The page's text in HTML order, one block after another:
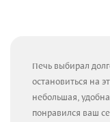
Печь выбирал
остановиться на
небольшая,
понравился ваш